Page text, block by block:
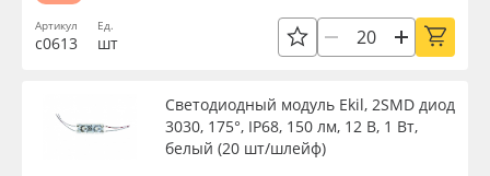
Артикул
с0613
Ед.
шт
Светодиодный модуль Ekil, 2SMD диод
3030, 175°, IP68, 150 лм, 12 В, 1 Вт,
белый (20 шт/шлейф)